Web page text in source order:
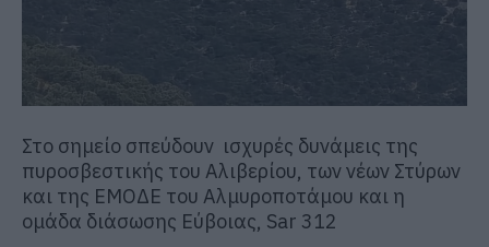
Στο σημείο σπεύδουν ισχυρές δυνάμεις της
πυροσβεστικής του Αλιβερίου, των νέων Στύρων
και της ΕΜΟΔΕ του Αλμυροποτάμου και η
ομάδα διάσωσης Εύβοιας, Sar 312